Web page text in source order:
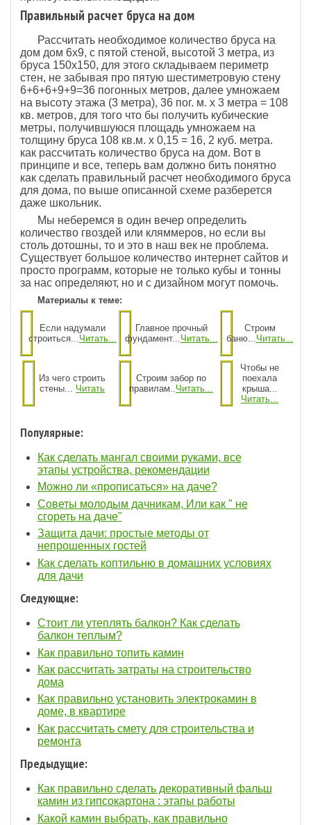
Правильный расчет бруса на дом
Рассчитать необходимое количество бруса на
дом дом 6х9, с пятой стеной, высотой 3 метра, из
бруса 150х150, для этого складываем периметр
стен, не забывая про пятую шестиметровую стену
6+6+6+9+9=36 погонных метров, далее умножаем
на высоту этажа (3 метра), 36 пог. м. х 3 метра = 108
кв. метров, для того что бы получить кубические
метры, получившуюся площадь умножаем на
толщину бруса 108 кв.м. х 0,15 = 16, 2 куб. метра.
как рассчитать количество бруса на дом. Вот в
принципе и все, теперь вам должно бить понятно
как сделать правильный расчет необходимого бруса
для дома, по выше описанной схеме разберется
даже школьник.
Мы неберемся в один вечер определить
количество гвоздей или кляммеров, но если вы
столь дотошны, то и это в наш век не проблема.
Существует большое количество интернет сайтов и
просто программ, которые не только кубы и тонны
за нас определяют, но и с дизайном могут помочь.
Материалы к теме:
Если надумали
строиться... Читать...
Главное прочный
фундамент... Читать...
Строим
баню... Читать...
Из чего строить
стены... Читать
Строим забор по
правилам.. Читать...
Чтобы не
поехала
крыша...
Читать...
Популярные:
Как сделать мангал своими руками, все
этапы устройства, рекомендации
Можно ли «прописаться» на даче?
Советы молодым дачникам, Или как " не
сгореть на даче"
Защита дачи: простые методы от
непрошенных гостей
Как сделать коптильню в домашних условиях
для дачи
Следующие:
Стоит ли утеплять балкон? Как сделать
балкон теплым?
Как правильно топить камин
Как рассчитать затраты на строительство
дома
Как правильно установить электрокамин в
доме, в квартире
Как рассчитать смету для строительства и
ремонта
Предыдущие:
Как правильно сделать декоративный фальш
камин из гипсокартона : этапы работы
Какой камин выбрать, как правильно